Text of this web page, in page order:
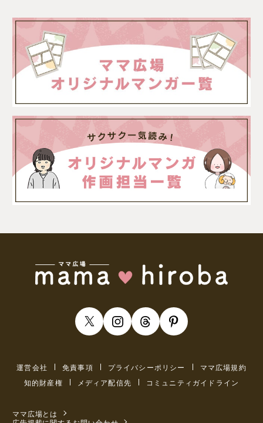
運営会社 免責事項 プライバシーポリシー
ママ広場規約
知的財産権
メディア配信先 コミュニティガイドライン
ママ広場とは